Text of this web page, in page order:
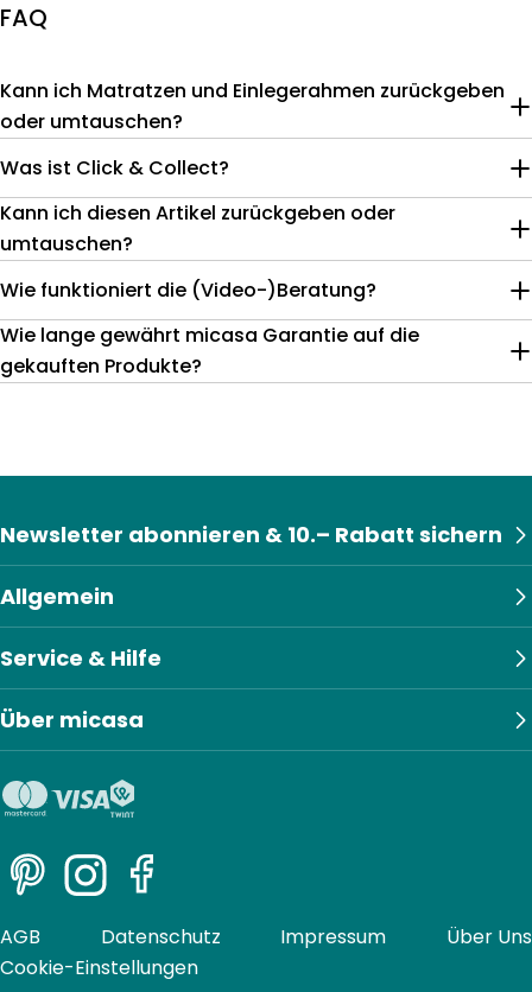
FAQ
Kann ich Matratzen und Einlegerahmen zurückgeben
oder umtauschen?
Was ist Click & Collect?
Kann ich diesen Artikel zurückgeben oder
umtauschen?
Wie funktioniert die (Video-)Beratung?
Wie lange gewährt micasa Garantie auf die
gekauften Produkte?
Allgemein
Service & Hilfe
Über micasa
Newsletter abonnieren & 10.– Rabatt sichern
PinterestInstagramFacebook
AGB Datenschutz Impressum
Über Uns
Cookie-Einstellungen